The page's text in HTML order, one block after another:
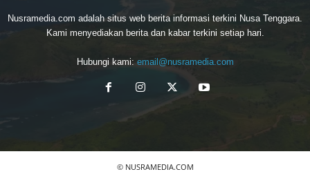
Nusramedia.com adalah situs web berita informasi terkini Nusa Tenggara.
Kami menyediakan berita dan kabar terkini setiap hari.
Hubungi kami: email@nusramedia.com
© NUSRAMEDIA.COM